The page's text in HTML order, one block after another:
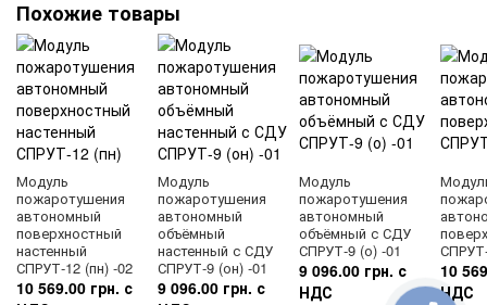
Похожие товары
Модуль
пожаротушения
автономный
поверхностный
настенный
СПРУТ-12 (пн) -02
10 569.00 грн. с
Модуль
пожаротушения
автономный
объёмный
настенный с СДУ
СПРУТ-9 (он) -01
9 096.00 грн. с
Модуль
пожаротушения
автономный
объёмный с СДУ
СПРУТ-9 (о) -01
9 096.00 грн. с
НДС
10
НДС